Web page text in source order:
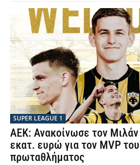
SUPER LEAGUE 1
ΑΕΚ: Ανακοίνωσε τον Μιλάν
εκατ. ευρώ για τον MVP
πρωταθλήματος